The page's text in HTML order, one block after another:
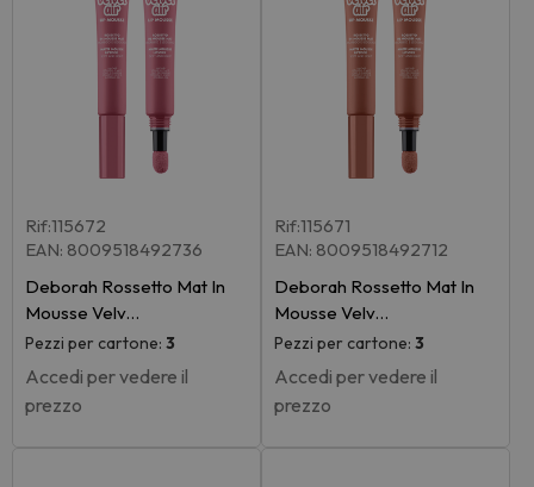
Rif:115672
EAN: 8009518492736
Deborah Rossetto Mat In
Mousse Velv…
Pezzi per cartone: 3
Accedi per vedere il
prezzo
Rif:115671
EAN: 8009518492712
Deborah Rossetto Mat In
Mousse Velv…
Pezzi per cartone: 3
Accedi per vedere il
prezzo